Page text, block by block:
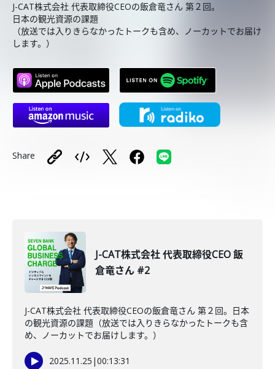
J-CAT株式会社 代表取締役CEOの飯倉竜さん 第２回。
日本の観光資源の課題
（放送では入りきらなかったトークも含め、ノーカットでお届け
します。）
Share
J-CAT株式会社 代表取締役CEO 飯
倉竜さん #2
J-CAT株式会社 代表取締役CEOの飯倉竜さん 第２回。日本
の観光資源の課題（放送では入りきらなかったトークも含
め、ノーカットでお届けします。）
2025.11.25 |00:13:31